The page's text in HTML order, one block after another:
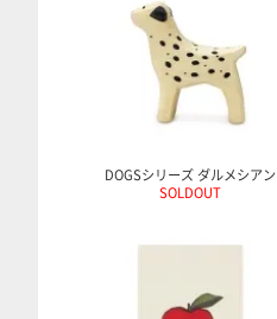
DOGSシリーズ ダルメシアン
SOLDOUT